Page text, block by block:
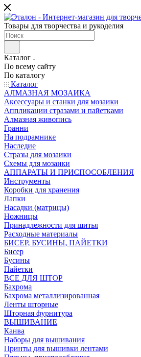
Товары для творчества и рукоделия
Каталог
По всему сайту
По каталогу
Каталог
АЛМАЗНАЯ МОЗАИКА
Аксессуары и станки для мозаики
Аппликации стразами и пайетками
Алмазная живопись
Гранни
На подрамнике
Наследие
Стразы для мозаики
Схемы для мозаики
АППАРАТЫ И ПРИСПОСОБЛЕНИЯ
Инструменты
Коробки для хранения
Лапки
Насадки (матрицы)
Ножницы
Принадлежности для шитья
Расходные материалы
БИСЕР, БУСИНЫ, ПАЙЕТКИ
Бисер
Бусины
Пайетки
ВСЕ ДЛЯ ШТОР
Бахрома
Бахрома металлизированная
Ленты шторные
Шторная фурнитура
ВЫШИВАНИЕ
Канва
Наборы для вышивания
Принты для вышивки лентами